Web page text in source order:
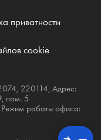
приватности
cookie
220114, Адрес:
пом. 5
Режим работы офиса: